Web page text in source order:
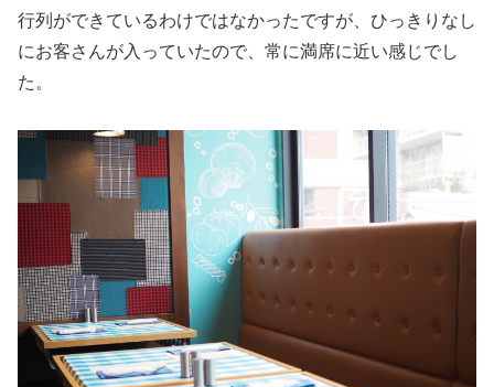
行列ができているわけではなかったですが、ひっきりなし
にお客さんが入っていたので、常に満席に近い感じでし
た。